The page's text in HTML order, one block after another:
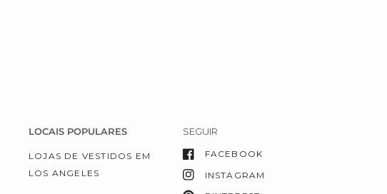
LOCAIS POPULARES
LOJAS DE VESTIDOS EM
LOS ANGELES
SEGUIR
FACEBOOK
INSTAGRAM